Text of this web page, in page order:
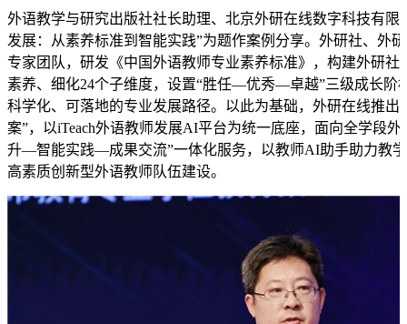
外语教学与研究出版社社长助理、北京外研在线数字科技有限
发展：从素养标准到智能实践”为题作案例分享。外研社、外
专家团队，研发《中国外语教师专业素养标准》，构建外研社
素养、细化24个子维度，设置“胜任—优秀—卓越”三级成长阶
科学化、可落地的专业发展路径。以此为基础，外研在线推出
案”，以iTeach外语教师发展AI平台为统一底座，面向全学段
升—智能实践—成果交流”一体化服务，以教师AI助手助力教
高素质创新型外语教师队伍建设。